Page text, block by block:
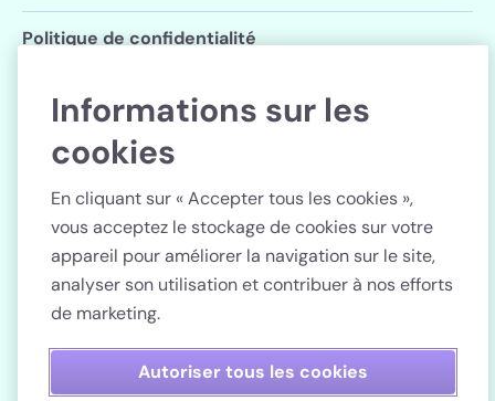
Politique de confidentialité
Paramètres des cookies
Suivez Lenstore
Pays
Paiement sécurisé
Informations sur les
cookies
En cliquant sur « Accepter tous les cookies »,
vous acceptez le stockage de cookies sur votre
appareil pour améliorer la navigation sur le site,
analyser son utilisation et contribuer à nos efforts
de marketing.
Autoriser tous les cookies